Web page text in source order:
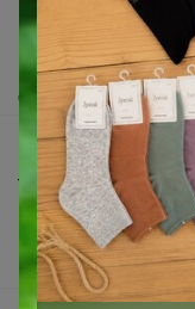
Как сделать заказ?
Как получить?
Доставка
Шоурумы
Торговые марки
Наша команда
В наличии